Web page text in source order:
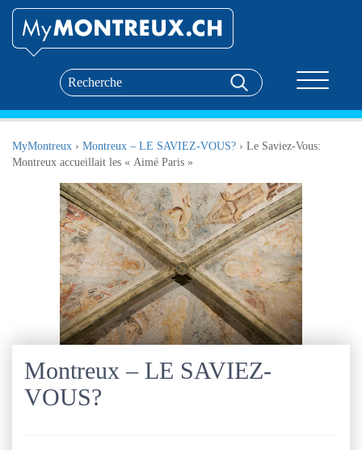
MyMontreux › Montreux – LE SAVIEZ-VOUS? › Le Saviez-Vous:
Montreux accueillait les « Aimé Paris »
Montreux – LE SAVIEZ-
VOUS?